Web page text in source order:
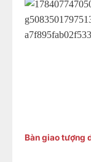
Bàn giao tượng